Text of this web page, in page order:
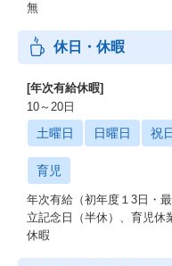
無
休日・休暇
[年次有給休暇]
10～20日
土曜日 日曜日 祝
育児
年次有給（初年度１3日・
立記念日（半休）、育児休
休暇